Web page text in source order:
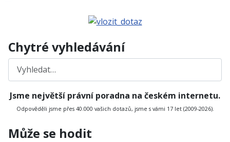
Chytré vyhledávání
Hledat
Jsme největší právní poradna na českém internetu.
Odpověděli jsme přes 40.000 vašich dotazů, jsme s vámi 17 let (2009-2026).
Může se hodit